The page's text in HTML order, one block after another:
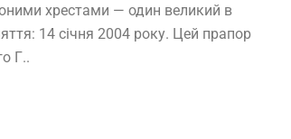
хрестами — один великий в
14 січня 2004 року. Цей прапор
Г..